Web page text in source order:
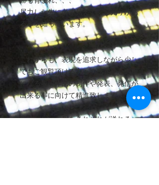
尽力した先に必ず見えてくる光りがあ
る事を知っています。
これからも、表現を追求しながら少し
でもご観覧頂ける方々の感覚や心の糧
になる表現作品の制作や発表、発信が
出来る事に向けて精進致します。
素晴らしい人生をそれぞれが送れる